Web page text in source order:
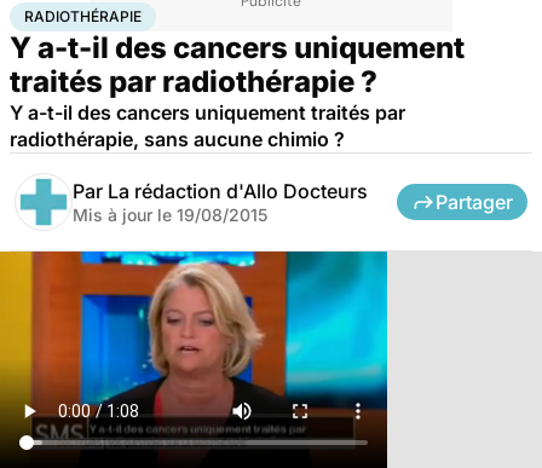
AccueilSantéMaladies Radiothérapie
RADIOTHÉRAPIE
Y a-t-il des cancers uniquement
traités par radiothérapie ?
Y a-t-il des cancers uniquement traités par
radiothérapie, sans aucune chimio ?
Par La rédaction d'Allo Docteurs
Mis à jour le 19/08/2015
Partager